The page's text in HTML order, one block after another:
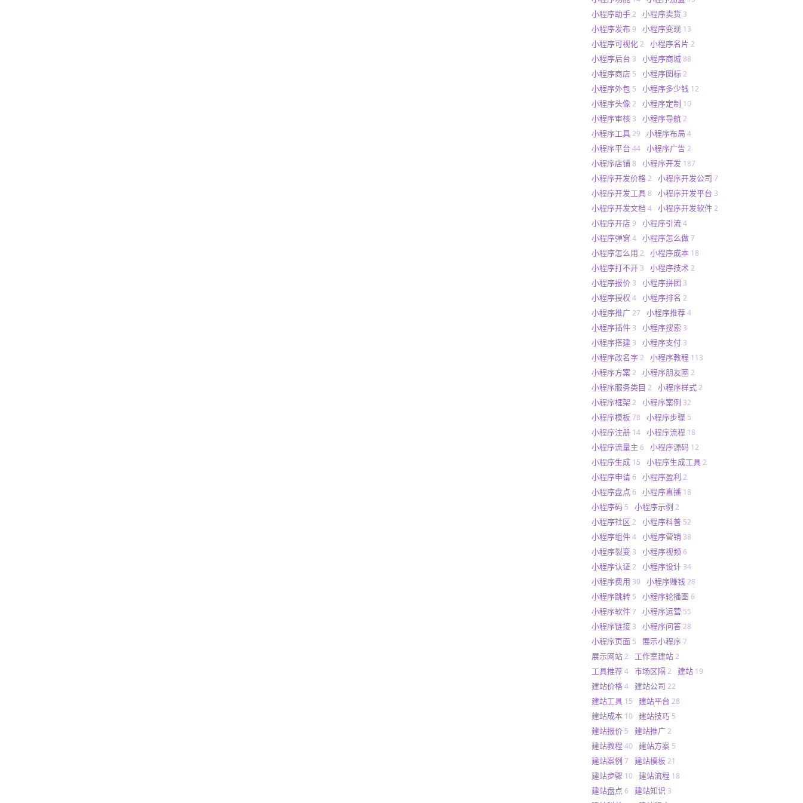
小程序助手 2 小程序卖货 3
小程序发布 9 小程序变现 13
小程序可视化 2 小程序名片 2
小程序后台 3 小程序商城 88
小程序商店 5 小程序图标 2
小程序外包 5 小程序多少钱 12
小程序头像 2 小程序定制 10
小程序审核 3 小程序导航 2
小程序工具 29 小程序布局 4
小程序平台 44 小程序广告 2
小程序店铺 8 小程序开发 187
小程序开发价格 2 小程序开发公司 7
小程序开发工具 8 小程序开发平台 3
小程序开发文档 4 小程序开发软件 2
小程序开店 9 小程序引流 4
小程序弹窗 4 小程序怎么做 7
小程序怎么用 2 小程序成本 18
小程序打不开 3 小程序技术 2
小程序报价 3 小程序拼团 3
小程序授权 4 小程序排名 2
小程序推广 27 小程序推荐 4
小程序插件 3 小程序搜索 3
小程序搭建 3 小程序支付 3
小程序改名字 2 小程序教程 113
小程序方案 2 小程序朋友圈 2
小程序服务类目 2 小程序样式 2
小程序框架 2 小程序案例 32
小程序模板 78 小程序步骤 5
小程序注册 14 小程序流程 18
小程序流量主 6 小程序源码 12
小程序生成 15 小程序生成工具 2
小程序申请 6 小程序盈利 2
小程序盘点 6 小程序直播 18
小程序码 5 小程序示例 2
小程序社区 2 小程序科普 52
小程序组件 4 小程序营销 38
小程序裂变 3 小程序视频 6
小程序认证 2 小程序设计 34
小程序费用 30 小程序赚钱 28
小程序跳转 5 小程序轮播图 6
小程序软件 7 小程序运营 55
小程序链接 3 小程序问答 28
小程序页面 5 展示小程序 7
展示网站 2 工作室建站 2
工具推荐 4 市场区隔 2 建站 19
建站价格 4 建站公司 22
建站工具 15 建站平台 28
建站成本 10 建站技巧 5
建站报价 5 建站推广 2
建站教程 40 建站方案 5
建站案例 7 建站模板 21
建站步骤 10 建站流程 18
建站盘点 6 建站知识 3